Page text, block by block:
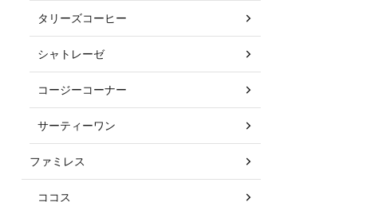
タリーズコーヒー
シャトレーゼ
コージーコーナー
サーティーワン
ファミレス
ココス